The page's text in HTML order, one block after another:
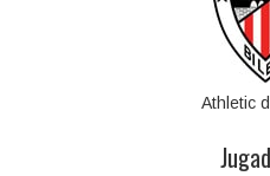
Athletic